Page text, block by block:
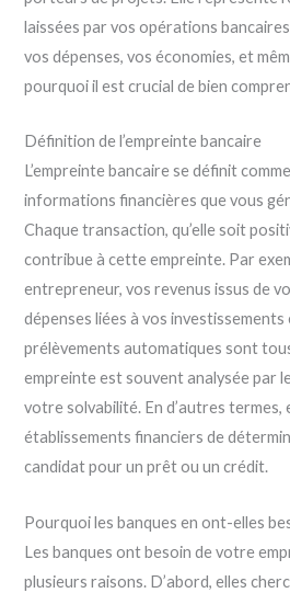
laissées par vos opérations
vos dépenses, vos économies, et
pourquoi il est crucial de bien
Définition de l’empreinte bancaire
L’empreinte bancaire se définit
informations financières que vous
Chaque transaction, qu’elle soit
contribue à cette empreinte. Par
entrepreneur, vos revenus issus de
dépenses liées à vos investissements
prélèvements automatiques sont
empreinte est souvent analysée par
votre solvabilité. En d’autres termes,
établissements financiers de
candidat pour un prêt ou un crédit.
Pourquoi les banques en ont-elles
Les banques ont besoin de votre
plusieurs raisons. D’abord, elles